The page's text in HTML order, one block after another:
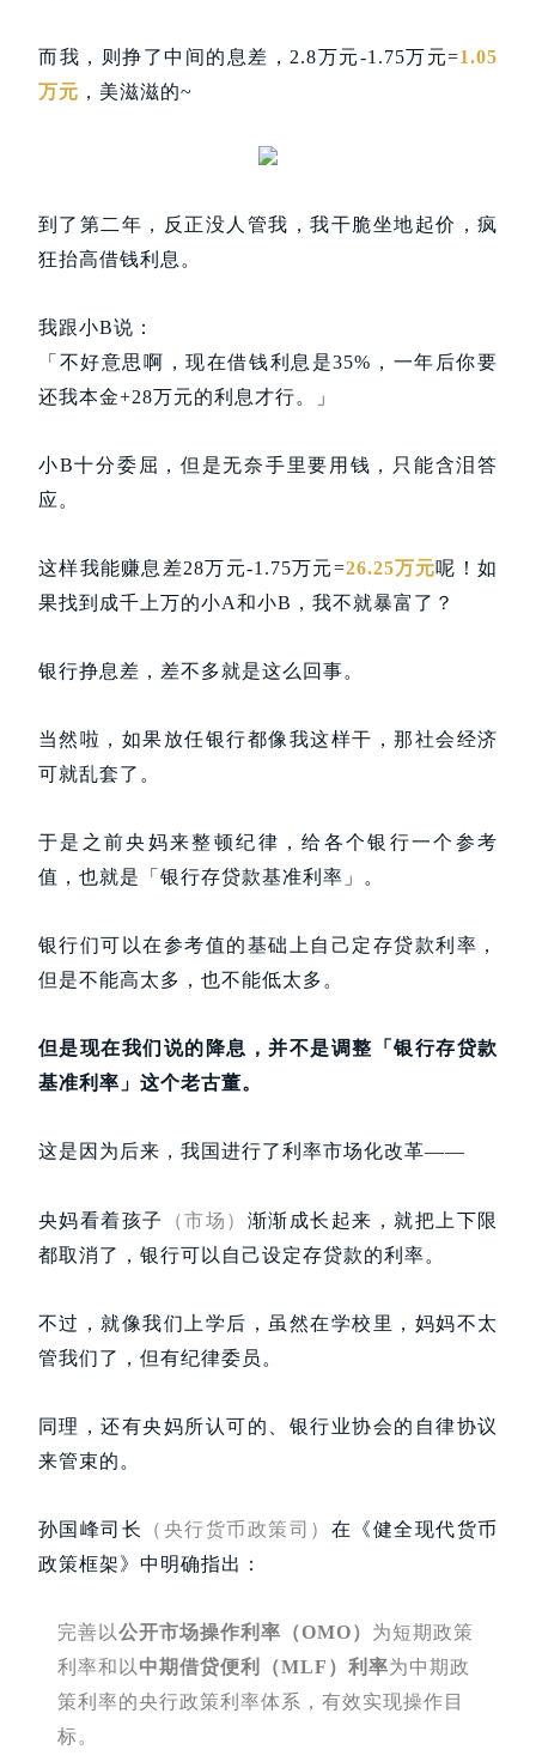
而我，则挣了中间的息差，2.8万元-1.75万元=1.05
万元 ，美滋滋的~
到了第二年，反正没人管我，我干脆坐地起价，疯
狂抬高借钱利息。
我跟小B说：
「不好意思啊，现在借钱利息是35%，一年后你要
还我本金+28万元的利息才行。」
小B十分委屈，但是无奈手里要用钱，只能含泪答
应。
这样我能赚息差28万元-1.75万元=26.25万元呢！如
果找到成千上万的小A和小B，我不就暴富了？
银行挣息差，差不多就是这么回事。
当然啦，如果放任银行都像我这样干，那社会经济
可就乱套了。
于是之前央妈来整顿纪律，给各个银行一个参考
值，也就是「银行存贷款基准利率」。
银行们可以在参考值的基础上自己定存贷款利率，
但是不能高太多，也不能低太多。
但是现在我们说的降息，并不是调整「银行存贷款
基准利率」这个老古董。
这是因为后来，我国进行了利率市场化改革——
央妈看着孩子 （市场） 渐渐成长起来，就把上下限
都取消了，银行可以自己设定存贷款的利率。
不过，就像我们上学后，虽然在学校里，妈妈不太
管我们了，但有纪律委员。
同理，还有央妈所认可的、银行业协会的自律协议
来管束的。
孙国峰司长 （央行货币政策司） 在《健全现代货币
政策框架》中明确指出：
完善以公开市场操作利率（OMO） 为短期政策
利率和以 中期借贷便利（MLF） 利率为中期政
策利率的央行政策利率体系，有效实现操作目
标。